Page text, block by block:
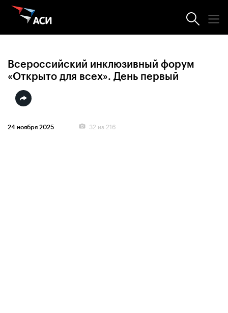
Фотогалерея
Всероссийский инклюзивный форум
«Открыто для всех». День первый
24 ноября 2025 32 из 216